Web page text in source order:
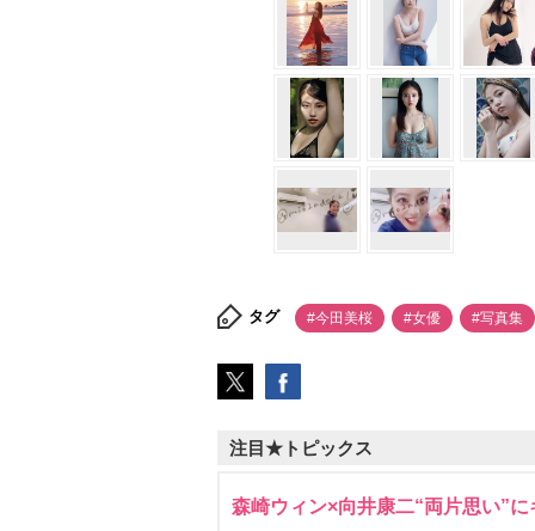
タグ #今田美桜 #女優 #写真集
注目★トピックス
森崎ウィン×向井康二“両片思い”